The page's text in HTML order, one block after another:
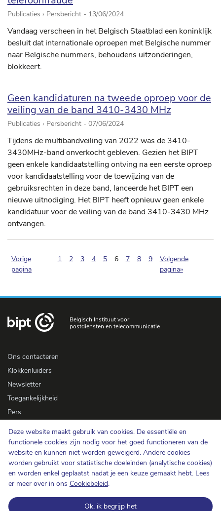
Deze website maakt gebruik van cookies. De essentiële en
functionele cookies zijn nodig voor het goed functioneren van de
website en kunnen niet worden geweigerd. Andere cookies
worden gebruikt voor statistische doeleinden (analytische cookies)
en worden enkel geplaatst nadat je een keuze gemaakt hebt. Lees
er meer over in ons Cookiebeleid.
Ok, ik begrijp het
Publicaties › Persbericht - 13/06/2024
Vandaag verscheen in het Belgisch Staatblad een koninklijk
besluit dat internationale oproepen met Belgische nummer
naar Belgische nummers, behoudens uitzonderingen,
blokkeert.
Geen kandidaturen na tweede oproep voor de
veiling van de band 3410-3430 MHz
Publicaties › Persbericht - 07/06/2024
Tijdens de multibandveiling van 2022 was de 3410-
3430MHz-band onverkocht gebleven. Gezien het BIPT
geen enkele kandidaatstelling ontving na een eerste oproep
voor kandidaatstelling voor de toewijzing van de
gebruiksrechten in deze band, lanceerde het BIPT een
nieuwe uitnodiging. Het BIPT heeft opnieuw geen enkele
kandidatuur voor de veiling van de band 3410-3430 MHz
ontvangen.
Vorige
pagina
1 2 3 4 5 6(pagination.current)
7 8 9
Volgende
pagina»
Belgisch Instituut voor
postdiensten en telecommunicatie
Ons contacteren
Klokkenluiders
Newsletter
Toegankelijkheid
Pers
Cookiebeleid
Bescherming van de persoonlijke levenssfeer
Gebruiksvoorwaarden en auteursrechten
Informatiecategorisering
Open data